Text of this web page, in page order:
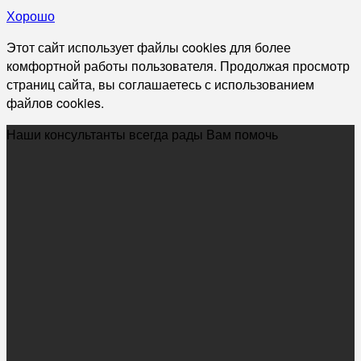
Хорошо
Этот сайт использует файлы cookies для более
комфортной работы пользователя. Продолжая просмотр
страниц сайта, вы соглашаетесь с использованием
файлов cookies.
Наши консультанты всегда рады Вам помочь